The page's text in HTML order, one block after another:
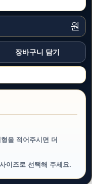
원
을 적어주시면 더
이즈로 선택해 주세요.